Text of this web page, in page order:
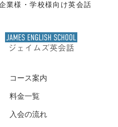
業様・学校様向け英会話
コース案内
料金一覧
入会の流れ